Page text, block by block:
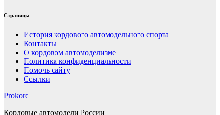
Страницы
История кордового автомодельного спорта
Контакты
О кордовом автомоделизме
Политика конфиденциальности
Помочь сайту
Ссылки
Prokord
Кордовые автомодели России